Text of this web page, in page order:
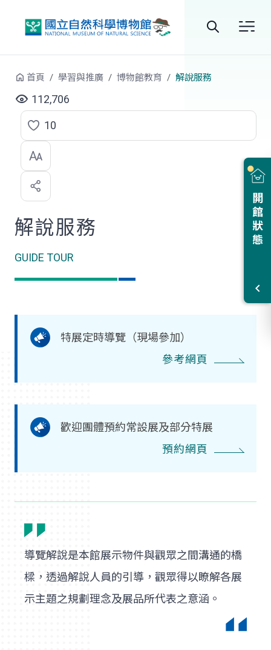
站
尋
開館狀態
首頁 學習與推廣 博物館教育 解說服務
112,706
點
選
喜
歡
10
解說服務
GUIDE TOUR
特展定時導覽（現場參加）
參考網頁
歡迎團體預約常設展及部分特展
預約網頁
導覽解說是本館展示物件與觀眾之間溝通的橋
樑，透過解說人員的引導，觀眾得以瞭解各展
示主題之規劃理念及展品所代表之意涵。